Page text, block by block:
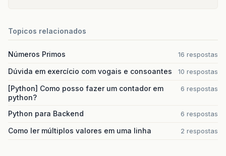
Topicos relacionados
Números Primos 16 respostas
Dúvida em exercício com vogais e consoantes 10 respostas
[Python] Como posso fazer um contador em
python?
6 respostas
Python para Backend 6 respostas
Como ler múltiplos valores em uma linha 2 respostas